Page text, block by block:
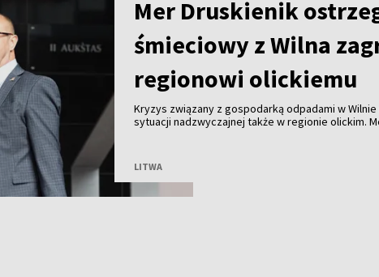
Mer Druskienik
śmieciowy z Wilna
regionowi olickiemu
Kryzys związany z gospodarką odpadami w
sytuacji nadzwyczajnej także w regionie olickim.
LITWA